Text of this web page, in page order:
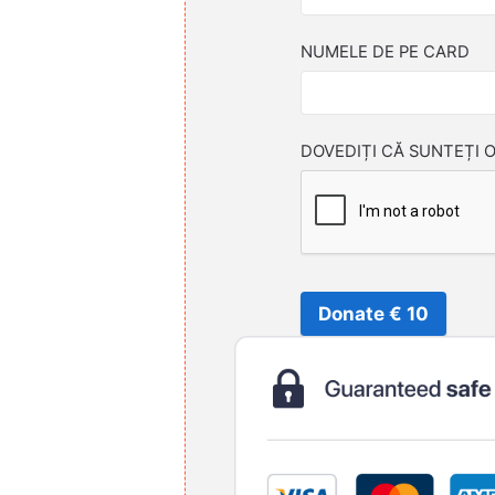
NUMELE DE PE CARD
DOVEDIȚI CĂ SUNTEȚI
Donate € 10